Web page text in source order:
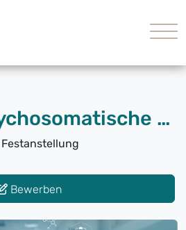
Facharzt Psychosomatische Medizin (m/w/d)
Festanstellung
Bewerben